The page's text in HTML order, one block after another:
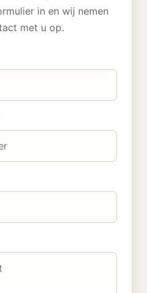
in en wij nemen
met u op.